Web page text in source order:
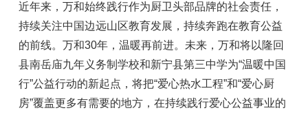
近年来，万和始终践行作为厨卫头部品牌的社会责任，
持续关注中国边远山区教育发展，持续奔跑在教育公益
的前线。万和30年，温暖再前进。未来，万和将以隆回
县南岳庙九年义务制学校和新宁县第三中学为“温暖中国
行”公益行动的新起点，将把“爱心热水工程”和“爱心厨
房”覆盖更多有需要的地方，在持续践行爱心公益事业的